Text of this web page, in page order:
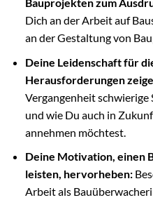
Dich an der Arbeit auf
an der Gestaltung von
Deine Leidenschaft für
Herausforderungen
Vergangenheit
und wie Du auch in
annehmen möchtest.
Deine Motivation, einen
leisten, hervorheben:
Arbeit als